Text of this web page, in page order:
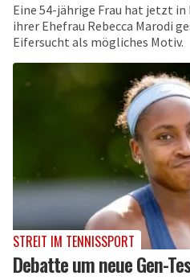
Eine 54-jährige Frau hat jetzt
ihrer Ehefrau Rebecca Marodi
Eifersucht als mögliches Motiv.
STREIT IM TENNISSPORT
Debatte um neue Gen-